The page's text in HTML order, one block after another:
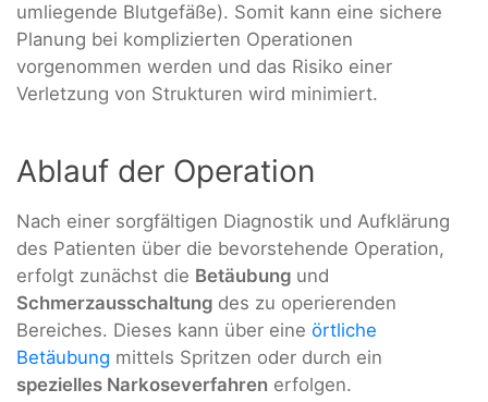
umliegende Blutgefäße). Somit kann eine sichere
Planung bei komplizierten Operationen
vorgenommen werden und das Risiko einer
Verletzung von Strukturen wird minimiert.
Ablauf der Operation
Nach einer sorgfältigen Diagnostik und Aufklärung
des Patienten über die bevorstehende Operation,
erfolgt zunächst die Betäubung und
Schmerzausschaltung des zu operierenden
Bereiches. Dieses kann über eine örtliche
Betäubung mittels Spritzen oder durch ein
spezielles Narkoseverfahren erfolgen.